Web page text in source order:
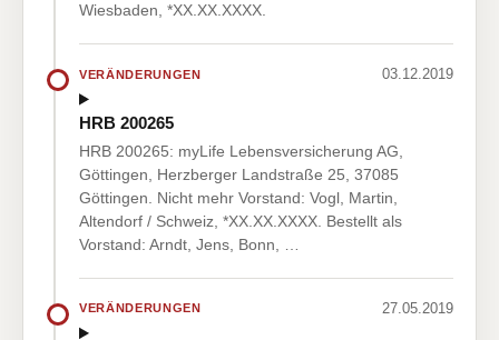
Wiesbaden, *XX.XX.XXXX.
VERÄNDERUNGEN 03.12.2019
HRB 200265
HRB 200265: myLife Lebensversicherung AG,
Göttingen, Herzberger Landstraße 25, 37085
Göttingen. Nicht mehr Vorstand: Vogl, Martin,
Altendorf / Schweiz, *XX.XX.XXXX. Bestellt als
Vorstand: Arndt, Jens, Bonn, …
VERÄNDERUNGEN 27.05.2019